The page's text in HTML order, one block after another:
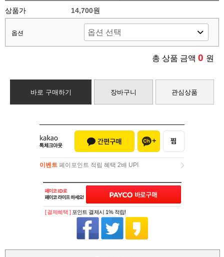
상품가 14,700원
옵션
총 상품 금액 0 원
바로 구매하기 장바구니 관심상품
이벤트 페이포인트 적립 혜택 2배 UP!
[ 결제혜택 ] 포인트 결제시 1% 적립!